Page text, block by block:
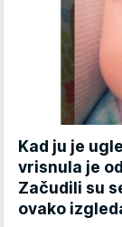
Kad ju je
vrisnula je
Začudili su
ovako